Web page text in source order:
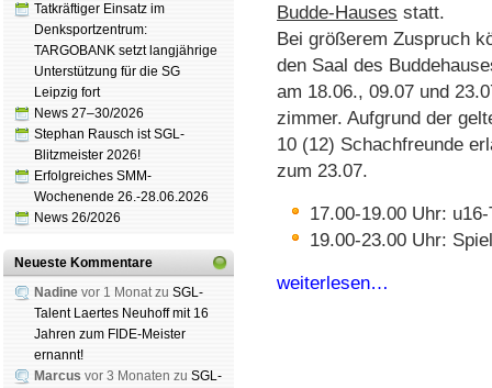
Tatkräftiger Einsatz im
Denksportzentrum:
TARGOBANK setzt langjährige
Unterstützung für die SG
Leipzig fort
News 27–30/2026
Stephan Rausch ist SGL-
Blitzmeister 2026!
Erfolgreiches SMM-
Wochenende 26.-28.06.2026
News 26/2026
Neueste Kommentare
Nadine vor 1 Monat zu SGL-
Talent Laertes Neuhoff mit 16
Jahren zum FIDE-Meister
ernannt!
Marcus vor 3 Monaten zu SGL-
Budde-Hau­ses statt.
Bei größerem Zu­spruch
den Saal des
am 18.06., 09.07 und
zimmer. Auf­grund der
10 (12) Schach­freunde
zum 23.07.
17.00-19.00 Uhr:
19.00-23.00 Uhr:
weiterlesen…